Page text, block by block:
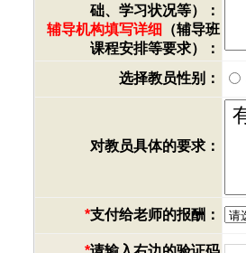
础、学习状况等）：
辅导机构填写详细 （辅导班
课程安排等要求）：
选择教员性别：
对教员具体的要求：
*支付给老师的报酬：